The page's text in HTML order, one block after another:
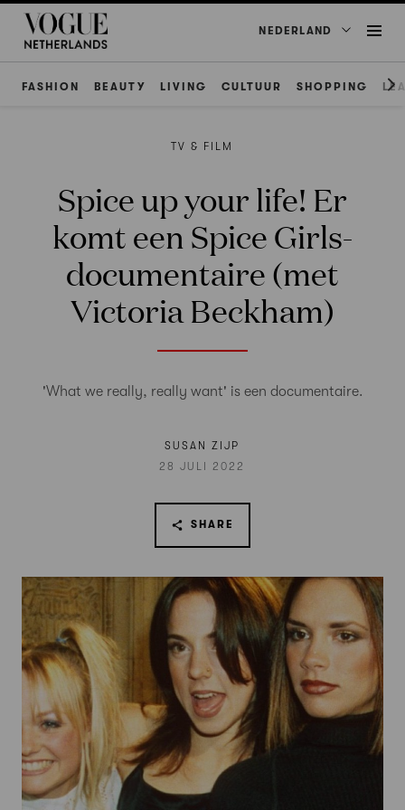
NEDERLAND
FASHION BEAUTY LIVING CULTUUR SHOPPING
TV & FILM
Spice up your life! Er
komt een Spice Girls-
documentaire (met
Victoria Beckham)
'What we really, really want' is een documentaire.
SUSAN ZIJP
28 JULI 2022
SHARE